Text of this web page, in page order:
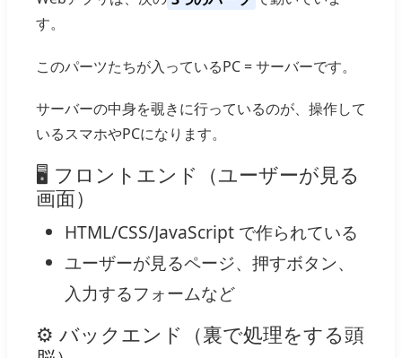
す。
このパーツたちが入っているPC = サーバーです。
サーバーの中身を覗きに行っているのが、操作して
いるスマホやPCになります。
🖥 フロントエンド（ユーザーが見る
画面）
HTML/CSS/JavaScript で作られている
ユーザーが見るページ、押すボタン、
入力するフォームなど
⚙ バックエンド（裏で処理をする頭